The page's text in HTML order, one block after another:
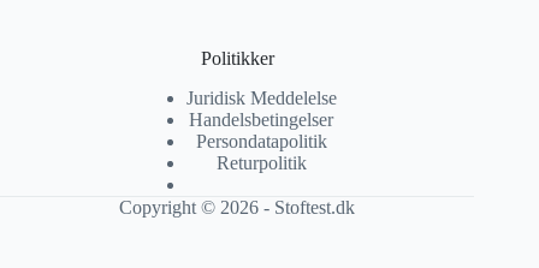
Politikker
Juridisk Meddelelse
Handelsbetingelser
Persondatapolitik
Returpolitik
Copyright © 2026 - Stoftest.dk